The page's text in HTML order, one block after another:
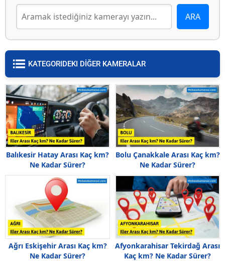
KATEGORIDEKI DİĞER KAMERALAR
Balıkesir Hatay Arası Kaç km?
Ne Kadar Sürer?
Bolu Çanakkale Arası Kaç km?
Ne Kadar Sürer?
Ağrı Eskişehir Arası Kaç km?
Ne Kadar Sürer?
Afyonkarahisar Tekirdağ Arası
Kaç km? Ne Kadar Sürer?